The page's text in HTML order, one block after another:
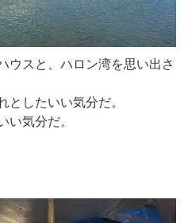
ウスと、ハロン湾を思い出さ
としたいい気分だ。
い気分だ。